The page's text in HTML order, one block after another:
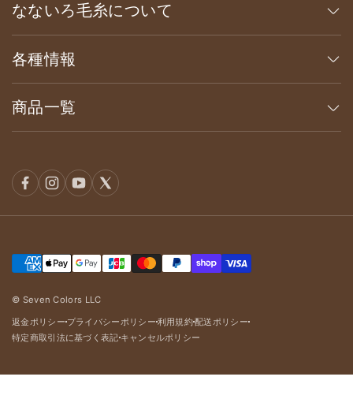
なないろ毛糸について
各種情報
商品一覧
© Seven Colors LLC
返金ポリシー
dot
プライバシーポリシー
dot
利用規約
dot
配送ポリシー
特定商取引法に基づく表記
dot
キャンセルポリシー